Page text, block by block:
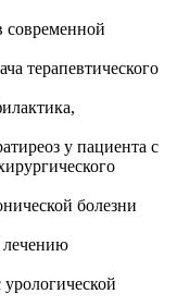
современной
терапевтического
у пациента с
болезни